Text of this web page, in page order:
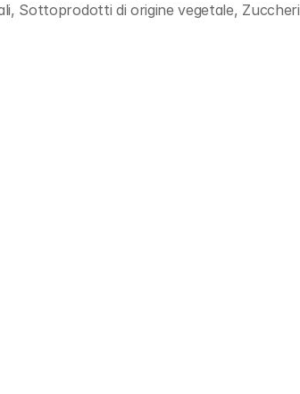
Sottoprodotti di origine vegetale, Zuccheri